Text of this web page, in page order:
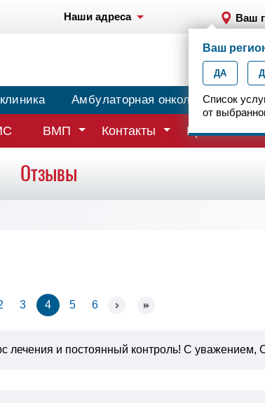
Наши адреса Ваш
+7
Ваш
ДА
Список
от
Амбулаторная онкология
ВМП Контакты Врачи
Отзывы
3 4 5 6
и постоянный контроль! С уважением,